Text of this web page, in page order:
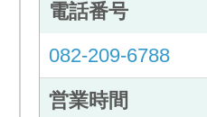
電話番号
082-209-6788
営業時間